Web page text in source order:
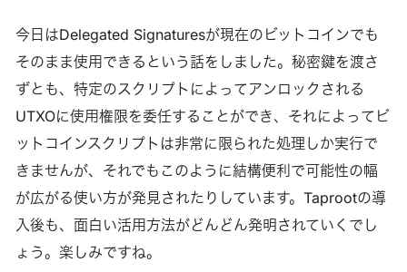
今日はDelegated Signaturesが現在のビットコインでも
そのまま使用できるという話をしました。秘密鍵を渡さ
ずとも、特定のスクリプトによってアンロックされる
UTXOに使用権限を委任することができ、それによってビ
ットコインスクリプトは非常に限られた処理しか実行で
きませんが、それでもこのように結構便利で可能性の幅
が広がる使い方が発見されたりしています。Taprootの導
入後も、面白い活用方法がどんどん発明されていくでし
ょう。楽しみですね。